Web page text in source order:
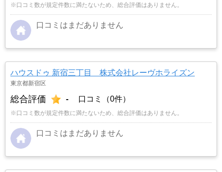
※口コミ数が規定件数に満たないため、総合評価はありません。
口コミはまだありません
ハウスドゥ 新宿三丁目 株式会社レーヴホライズン
東京都新宿区
総合評価 - 口コミ（0件）
※口コミ数が規定件数に満たないため、総合評価はありません。
口コミはまだありません